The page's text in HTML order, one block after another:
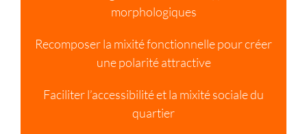
morphologiques
Recomposer la mixité fonctionnelle pour créer
une polarité attractive
Faciliter l’accessibilité et la mixité sociale du
quartier